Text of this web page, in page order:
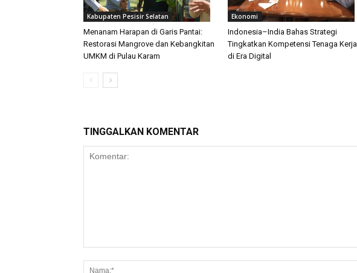
Kabupaten Pesisir Selatan
Menanam Harapan di Garis Pantai:
Restorasi Mangrove dan Kebangkitan
UMKM di Pulau Karam
Ekonomi
Indonesia–India Bahas Strategi
Tingkatkan Kompetensi Tenaga Kerja
di Era Digital
TINGGALKAN KOMENTAR